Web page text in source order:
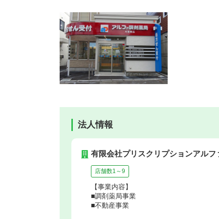
法人情報
有限会社プリスクリプションアルフ
店舗数1～9
【事業内容】
■調剤薬局事業
■不動産事業